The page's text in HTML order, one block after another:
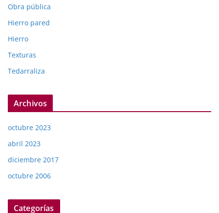
Obra pública
Hierro pared
Hierro
Texturas
Tedarraliza
Archivos
octubre 2023
abril 2023
diciembre 2017
octubre 2006
Categorías